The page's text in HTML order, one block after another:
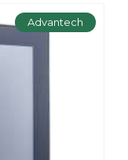
Advantech